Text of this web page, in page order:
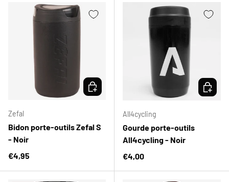
Zefal
Bidon porte-outils Zefal S
- Noir
Prix habituel
€4,95
CHOISIR LES OPTIONS
All4cycling
Gourde porte-outils
All4cycling - Noir
Prix habituel
€4,00